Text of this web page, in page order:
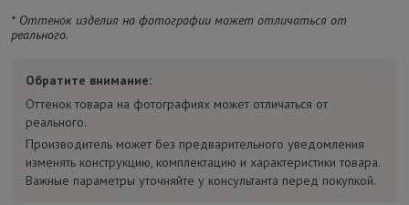
* Оттенок изделия на фотографии может отличаться от
реального.
Обратите внимание:
Оттенок товара на фотографиях может отличаться от
реального.
Производитель может без предварительного уведомления
изменять конструкцию, комплектацию и характеристики товара.
Важные параметры уточняйте у консультанта перед покупкой.